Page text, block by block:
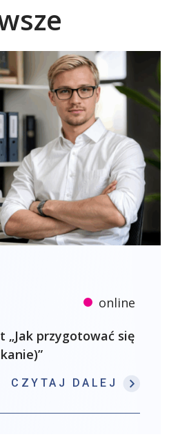
online
„Jak przygotować się
CZYTAJ DALEJ :